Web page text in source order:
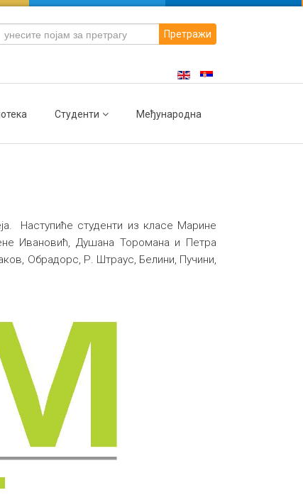
Претражи
Студенти Међународна
Наступиће студенти из класе Марине
Ивановић, Душана Торомана и Петра
Обрадорс, Р. Штраус, Белини, Пучини,